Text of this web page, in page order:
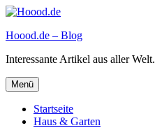
Zum
springen
Hoood.de – Blog
Interessante Artikel aus aller Welt.
Menü
Startseite
Haus & Garten